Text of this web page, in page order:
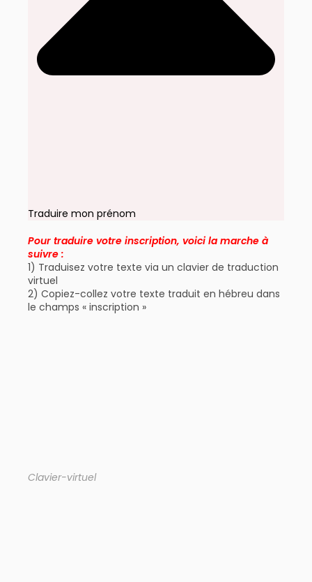
Traduire mon prénom
Pour traduire votre inscription, voici la marche à
suivre :
1) Traduisez votre texte via un clavier de traduction
virtuel
2) Copiez-collez votre texte traduit en hébreu dans
le champs « inscription »
Clavier-virtuel